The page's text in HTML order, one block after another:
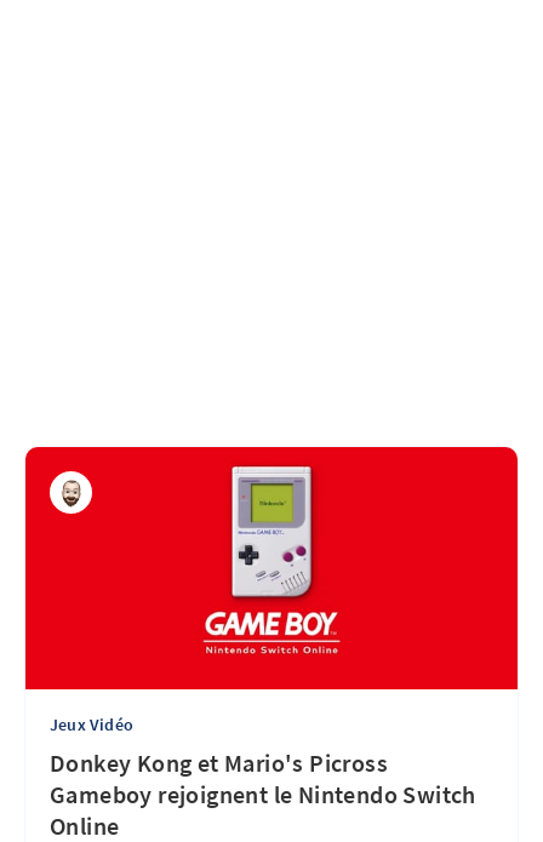
Jeux Vidéo
Donkey Kong et Mario's Picross
Gameboy rejoignent le Nintendo Switch
Online